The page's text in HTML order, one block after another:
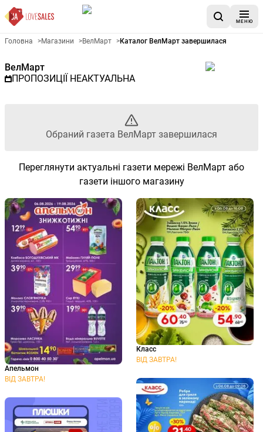
МЕНЮ
Рекламна газета ВелМарт -
Головна >Магазини >ВелМарт >Каталог ВелМарт завершилася
ВелМарт
ПРОПОЗИЦІЇ НЕАКТУАЛЬНА
Обраний газета ВелМарт завершилася
Переглянути актуальні газети мережі ВелМарт або
газети іншого магазину
Апельмон
ВІД ЗАВТРА!
Класс
ВІД ЗАВТРА!